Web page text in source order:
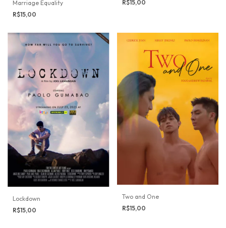
Marriage Equality
R$15,00
R$15,00
Lockdown
R$15,00
Two and One
R$15,00